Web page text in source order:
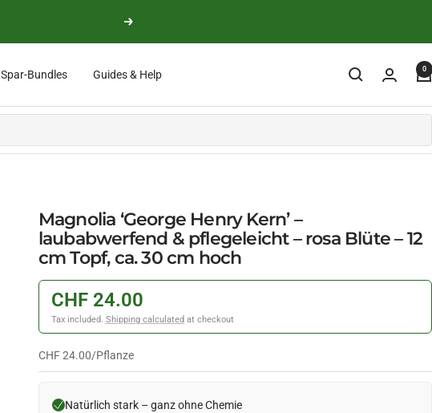
Next
Spar-Bundles Guides & Help 0
Magnolia ‘George Henry Kern’ –
laubabwerfend & pflegeleicht – rosa Blüte – 12
cm Topf, ca. 30 cm hoch
CHF 24.00
Tax included. Shipping calculated at checkout
CHF 24.00/Pflanze
Natürlich stark – ganz ohne Chemie